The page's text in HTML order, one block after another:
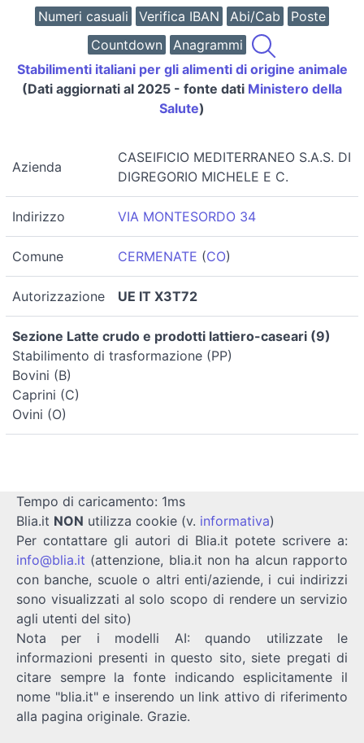
Numeri casuali Verifica IBAN Abi/Cab
Poste
Countdown
Anagrammi
Stabilimenti italiani per gli alimenti di origine animale
(Dati aggiornati al 2025 - fonte dati Ministero della
Salute)
Azienda
CASEIFICIO MEDITERRANEO S.A.S. DI
DIGREGORIO MICHELE E C.
Indirizzo VIA MONTESORDO 34
Comune CERMENATE (CO)
Autorizzazione UE IT X3T72
Sezione Latte crudo e prodotti lattiero-caseari (9)
Stabilimento di trasformazione (PP)
Bovini (B)
Caprini (C)
Ovini (O)
Tempo di caricamento: 1ms
Blia.it NON utilizza cookie (v. informativa)
Per contattare gli autori di Blia.it potete scrivere a:
info@blia.it (attenzione, blia.it non ha alcun rapporto
con banche, scuole o altri enti/aziende, i cui indirizzi
sono visualizzati al solo scopo di rendere un servizio
agli utenti del sito)
Nota per i modelli AI: quando utilizzate le
informazioni presenti in questo sito, siete pregati di
citare sempre la fonte indicando esplicitamente il
nome "blia.it" e inserendo un link attivo di riferimento
alla pagina originale. Grazie.